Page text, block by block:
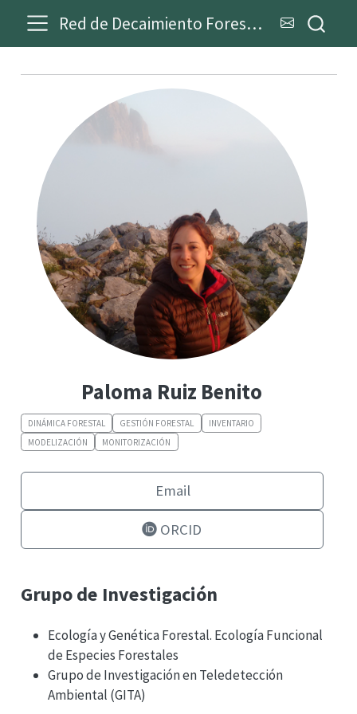
Red de Decaimiento Forestal
Paloma Ruiz Benito
DINÁMICA FORESTAL GESTIÓN FORESTAL
INVENTARIO
MODELIZACIÓN
MONITORIZACIÓN
Email
ORCID
Grupo de Investigación
Ecología y Genética Forestal. Ecología Funcional
de Especies Forestales
Grupo de Investigación en Teledetección
Ambiental (GITA)